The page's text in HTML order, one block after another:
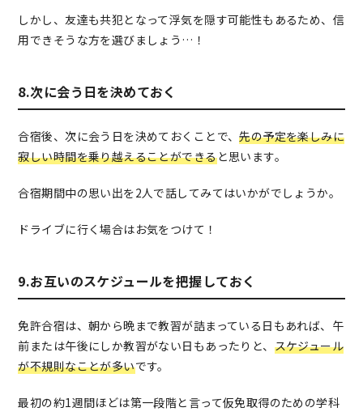
しかし、友達も共犯となって浮気を隠す可能性もあるため、信
用できそうな方を選びましょう…！
8.次に会う日を決めておく
合宿後、次に会う日を決めておくことで、先の予定を楽しみに
寂しい時間を乗り越えることができると思います。
合宿期間中の思い出を2人で話してみてはいかがでしょうか。
ドライブに行く場合はお気をつけて！
9.お互いのスケジュールを把握しておく
免許合宿は、朝から晩まで教習が詰まっている日もあれば、午
前または午後にしか教習がない日もあったりと、 スケジュール
が不規則なことが多いです。
最初の約1週間ほどは第一段階と言って仮免取得のための学科